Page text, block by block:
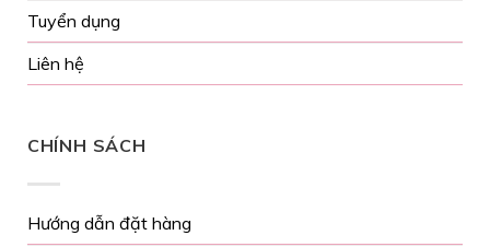
Tuyển dụng
Liên hệ
CHÍNH SÁCH
Hướng dẫn đặt hàng